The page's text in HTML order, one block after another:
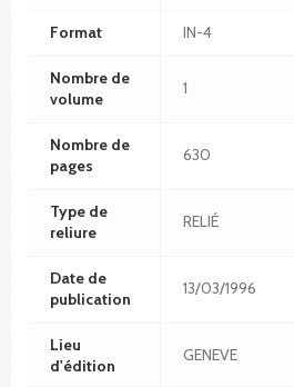
Format IN-4
Nombre de
volume
1
Nombre de
pages
630
Type de
reliure
RELIÉ
Date de
publication
13/03/1996
Lieu
d'édition
GENEVE